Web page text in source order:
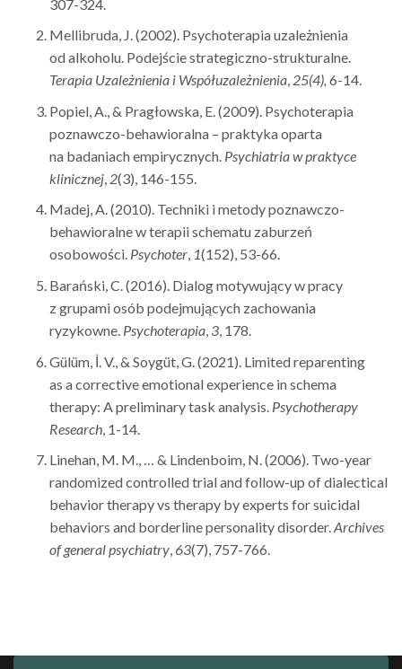
307-324.
Mellibruda, J. (2002). Psychoterapia uzależnienia
od alkoholu. Podejście strategiczno-strukturalne.
Terapia Uzależnienia i Współuzależnienia, 25(4), 6-14.
Popiel, A., & Pragłowska, E. (2009). Psychoterapia
poznawczo-behawioralna – praktyka oparta
na badaniach empirycznych. Psychiatria w praktyce
klinicznej, 2(3), 146-155.
Madej, A. (2010). Techniki i metody poznawczo-
behawioralne w terapii schematu zaburzeń
osobowości. Psychoter, 1(152), 53-66.
Barański, C. (2016). Dialog motywujący w pracy
z grupami osób podejmujących zachowania
ryzykowne. Psychoterapia, 3, 178.
Gülüm, İ. V., & Soygüt, G. (2021). Limited reparenting
as a corrective emotional experience in schema
therapy: A preliminary task analysis. Psychotherapy
Research , 1-14.
Linehan, M. M., … & Lindenboim, N. (2006). Two-year
randomized controlled trial and follow-up of dialectical
behavior therapy vs therapy by experts for suicidal
behaviors and borderline personality disorder.Archives
of general psychiatry, 63(7), 757-766.